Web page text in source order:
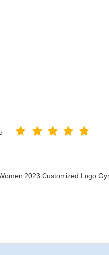
2023 Customized Logo